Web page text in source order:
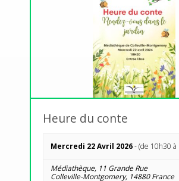
Heure du conte
Mercredi 22 Avril 2026- (de 10h30 à
Médiathèque, 11 Grande Rue
Colleville-Montgomery, 14880 France